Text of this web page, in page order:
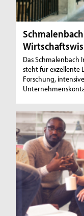
Das Schmalenbach
steht für exzellente
Forschung,